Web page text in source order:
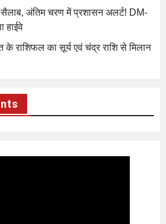
सैलाब, अंतिम चरण में प्रशासन अलर्ट! DM-
हाईवे
राशिफल का सूर्य एवं चंद्र राशि से मिलान